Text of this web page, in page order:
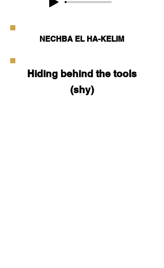
NECHBA EL HA-KELIM
Hiding behind the tools
(shy)